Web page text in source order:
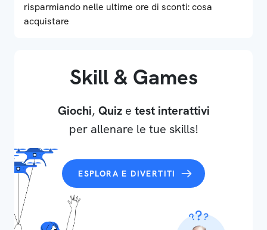
risparmiando nelle ultime ore di sconti: cosa
acquistare
Skill & Games
Giochi, Quize test interattivi
per allenare le tue skills!
ESPLORA E DIVERTITI